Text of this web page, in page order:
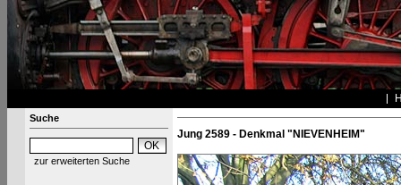
Suche
zur erweiterten Suche
Jung 2589 - Denkmal "NIEVENHEIM"